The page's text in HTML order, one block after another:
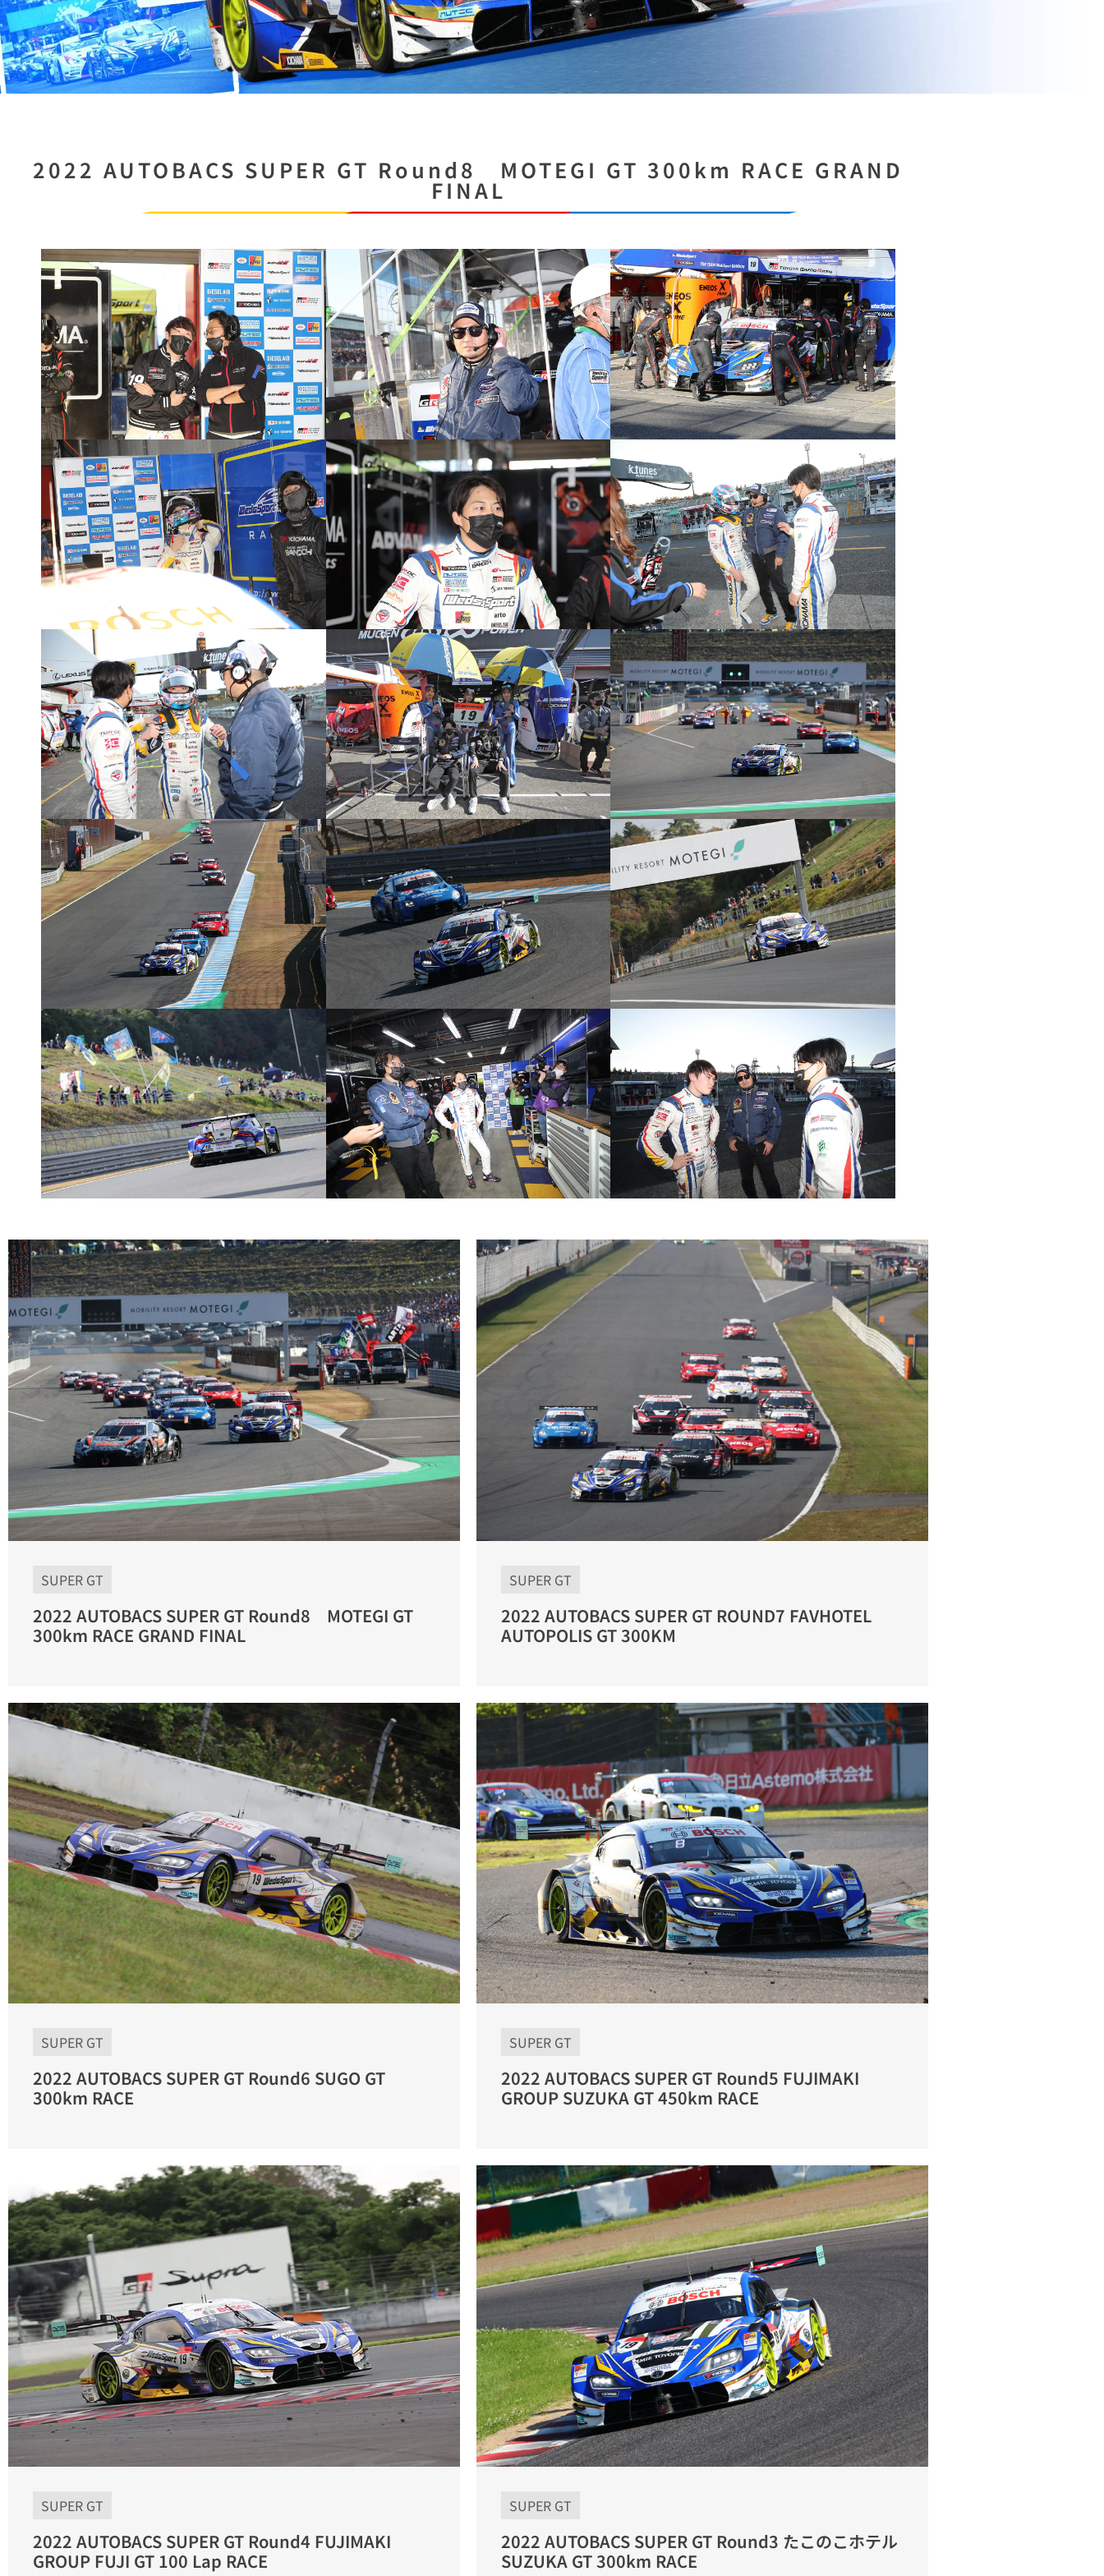
2022 AUTOBACS SUPER GT Round8 MOTEGI GT 300km RACE GRAND
FINAL
SUPER GT
2022 AUTOBACS SUPER GT Round8 MOTEGI GT
300km RACE GRAND FINAL
SUPER GT
2022 AUTOBACS SUPER GT ROUND7 FAVHOTEL
AUTOPOLIS GT 300KM
SUPER GT
2022 AUTOBACS SUPER GT Round6 SUGO GT
300km RACE
SUPER GT
2022 AUTOBACS SUPER GT Round5 FUJIMAKI
GROUP SUZUKA GT 450km RACE
SUPER GT
2022 AUTOBACS SUPER GT Round4 FUJIMAKI
GROUP FUJI GT 100 Lap RACE
SUPER GT
2022 AUTOBACS SUPER GT Round3 たこのこホテル
SUZUKA GT 300km RACE